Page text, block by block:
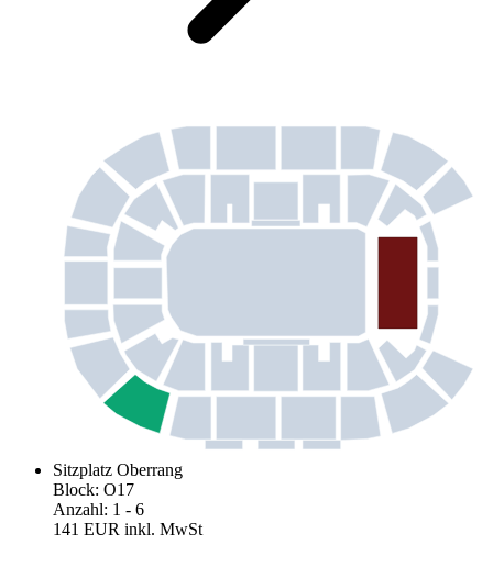
Sitzplatz Oberrang
Block: O17
Anzahl: 1 - 6
141 EUR inkl. MwSt